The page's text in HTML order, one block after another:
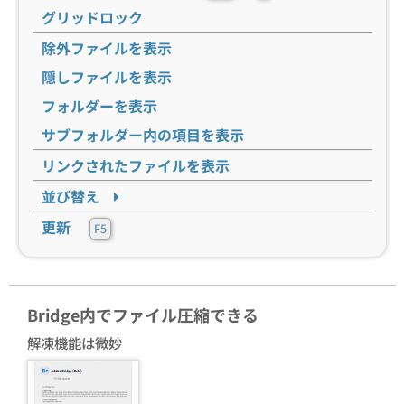
グリッドロック
除外ファイルを表示
隠しファイルを表示
フォルダーを表示
サブフォルダー内の項目を表示
リンクされたファイルを表示
並び替え
更新
F5
Bridge内でファイル圧縮できる
解凍機能は微妙